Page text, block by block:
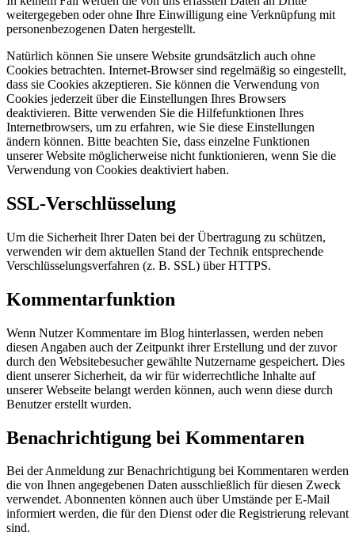
weitergegeben oder ohne Ihre Einwilligung eine Verknüpfung mit
personenbezogenen Daten hergestellt.
Natürlich können Sie unsere Website grundsätzlich auch ohne
Cookies betrachten. Internet-Browser sind regelmäßig so eingestellt,
dass sie Cookies akzeptieren. Sie können die Verwendung von
Cookies jederzeit über die Einstellungen Ihres Browsers
deaktivieren. Bitte verwenden Sie die Hilfefunktionen Ihres
Internetbrowsers, um zu erfahren, wie Sie diese Einstellungen
ändern können. Bitte beachten Sie, dass einzelne Funktionen
unserer Website möglicherweise nicht funktionieren, wenn Sie die
Verwendung von Cookies deaktiviert haben.
SSL-Verschlüsselung
Um die Sicherheit Ihrer Daten bei der Übertragung zu schützen,
verwenden wir dem aktuellen Stand der Technik entsprechende
Verschlüsselungsverfahren (z. B. SSL) über HTTPS.
Kommentarfunktion
Wenn Nutzer Kommentare im Blog hinterlassen, werden neben
diesen Angaben auch der Zeitpunkt ihrer Erstellung und der zuvor
durch den Websitebesucher gewählte Nutzername gespeichert. Dies
dient unserer Sicherheit, da wir für widerrechtliche Inhalte auf
unserer Webseite belangt werden können, auch wenn diese durch
Benutzer erstellt wurden.
Benachrichtigung bei Kommentaren
Bei der Anmeldung zur Benachrichtigung bei Kommentaren werden
die von Ihnen angegebenen Daten ausschließlich für diesen Zweck
verwendet. Abonnenten können auch über Umstände per E-Mail
informiert werden, die für den Dienst oder die Registrierung relevant
sind.